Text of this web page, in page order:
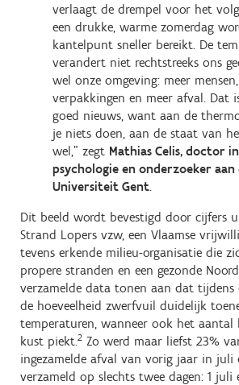
verlaagt de drempel voor het
een drukke, warme zomerdag
kantelpunt sneller bereikt. De
verandert niet rechtstreeks ons
wel onze omgeving: meer
verpakkingen en meer afval. Dat
goed nieuws, want aan de
je niets doen, aan de staat van
wel," zegt Mathias Celis, doctor
psychologie en onderzoeker aan
Universiteit Gent
Dit beeld wordt bevestigd door cijfers
Strand Lopers vzw, een Vlaamse
tevens erkende milieu-organisatie die
propere stranden en een gezonde
verzamelde data tonen aan dat tijdens
de hoeveelheid zwerfvuil duidelijk
temperaturen, wanneer ook het aantal
kust piekt. 2 Zo werd maar liefst 23%
ingezamelde afval van vorig jaar in juli
verzameld op slechts twee dagen: 1 juli